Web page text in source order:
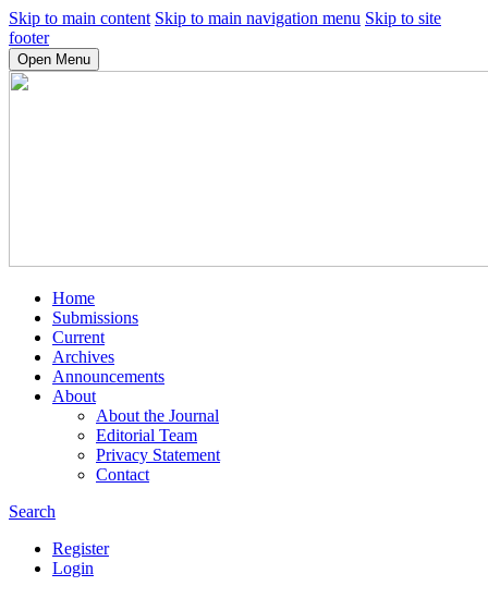
Skip to main content Skip to main navigation menu Skip to site
footer
Open Menu
Home
Submissions
Current
Archives
Announcements
About
About the Journal
Editorial Team
Privacy Statement
Contact
Search
Register
Login